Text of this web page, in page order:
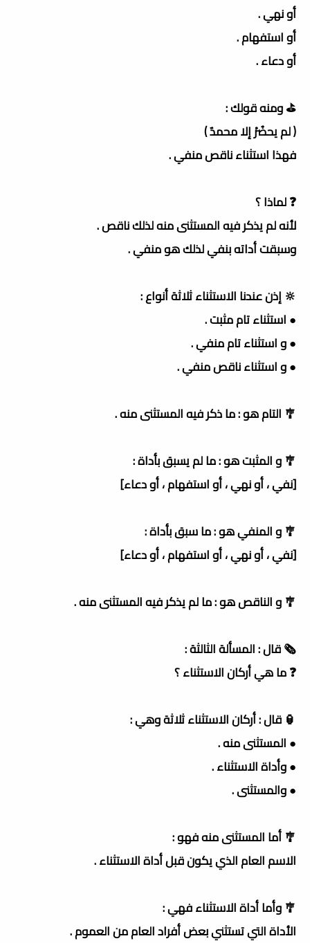
أو نهي .
أو استفهام .
أو دعاء .
⛳️ ومنه قولك :
( لم يحضُرْ إلا محمدٌ )
فهذا استثناء ناقص منفي .
❓ لماذا ؟
لأنه لم يذكر فيه المستثنى منه لذلك ناقص .
وسبقت أداته بنفي لذلك هو منفي .
🔆 إذن عندنا الاستثناء ثلاثة أنواع :
● استثناء تام مثبت .
● و استثناء تام منفي .
● و استثناء ناقص منفي .
🎐 التام هو : ما ذكر فيه المستثنى منه .
🎐 و المثبت هو : ما لم يسبق بأداة :
[نفي ، أو نهي ، أو استفهام ، أو دعاء]
🎐 و المنفي هو : ما سبق بأداة :
[نفي ، أو نهي ، أو استفهام ، أو دعاء]
🎐 و الناقص هو : ما لم يذكر فيه المستثنى منه .
🗞 قال : المسألة الثالثة :
❓ ما هي أركان الاستثناء ؟
🏮 قال : أركان الاستثناء ثلاثة وهي :
● المستثنى منه .
● وأداة الاستثناء .
● والمستثنى .
🎐 أما المستثنى منه فهو :
الاسم العام الذي يكون قبل أداة الاستثناء .
🎐 وأما أداة الاستثناء فهي :
الأداة التي تستثني بعض أفراد العام من العموم .